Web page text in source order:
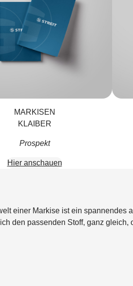
MARKISEN
KLAIBER
Prospekt
Hier anschauen
einer Markise ist ein spannendes
den passenden Stoff, ganz